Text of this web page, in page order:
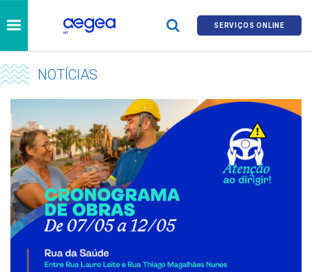
SERVIÇOS ONLINE
NOTÍCIAS